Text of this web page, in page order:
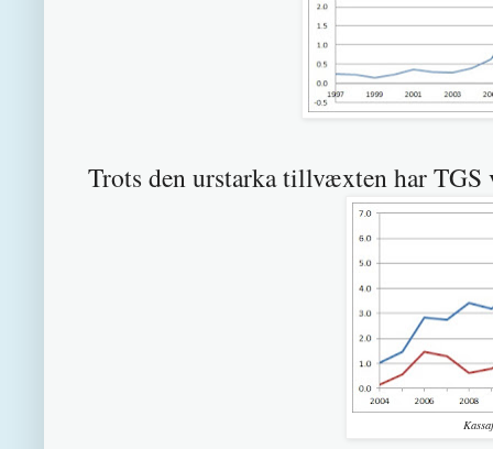
Trots den urstarka tillvæxten har